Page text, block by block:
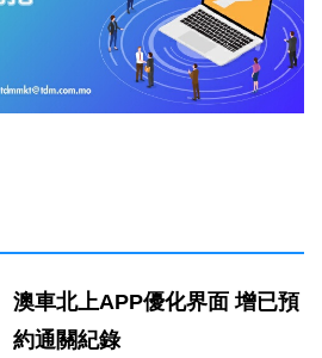
澳車北上APP優化界面 增已預
約通關紀錄